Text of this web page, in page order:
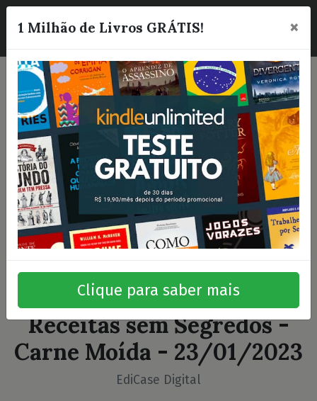
☰
Receitas sem Segredos -
Carne Moída - 23/01/2023
EdiCase Digital
1 Milhão de Livros GRÁTIS! ×
Clique para saber mais